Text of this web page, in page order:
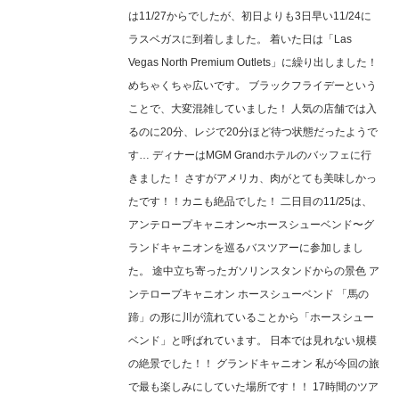
は11/27からでしたが、初日よりも3日早い11/24に
ラスベガスに到着しました。 着いた日は「Las
Vegas North Premium Outlets」に繰り出しました！
めちゃくちゃ広いです。 ブラックフライデーという
ことで、大変混雑していました！ 人気の店舗では入
るのに20分、レジで20分ほど待つ状態だったようで
す… ディナーはMGM Grandホテルのバッフェに行
きました！ さすがアメリカ、肉がとても美味しかっ
たです！！カニも絶品でした！ 二日目の11/25は、
アンテロープキャニオン〜ホースシューベンド〜グ
ランドキャニオンを巡るバスツアーに参加しまし
た。 途中立ち寄ったガソリンスタンドからの景色 ア
ンテロープキャニオン ホースシューベンド 「馬の
蹄」の形に川が流れていることから「ホースシュー
ベンド」と呼ばれています。 日本では見れない規模
の絶景でした！！ グランドキャニオン 私が今回の旅
で最も楽しみにしていた場所です！！ 17時間のツア